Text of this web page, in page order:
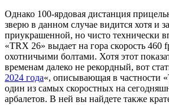
Однако 100-ярдовая дистанция
зверю в данном случае видится хотя и
приукрашенной, но чисто технически
«TRX 26» выдает на гора скорость 460
охотничьими болтами. Хотя этот
временам далеко не рекордный, вот
2024 года«, описывающая в частности
один из самых скоростных на
арбалетов. В ней вы найдете также